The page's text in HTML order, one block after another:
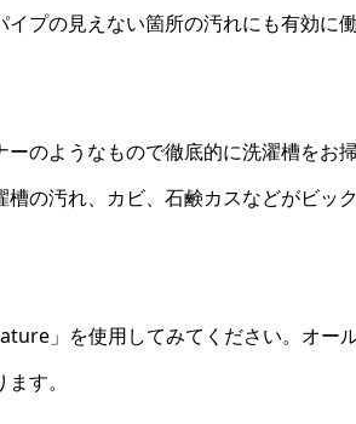
プの見えない箇所の汚れにも有効に
のようなもので徹底的に洗濯槽をお
の汚れ、カビ、石鹸カスなどがビッ
」を使用してみてください。オー
す。